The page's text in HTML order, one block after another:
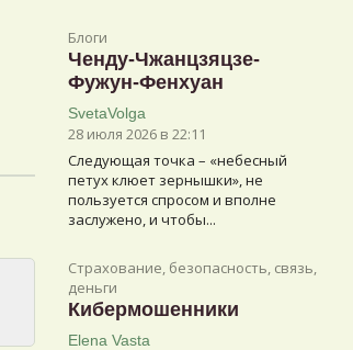
Блоги
Ченду-Чжанцзяцзе-
Фужун-Фенхуан
SvetaVolga
28 июля 2026 в 22:11
Следующая точка – «небесный
петух клюет зернышки», не
пользуется спросом и вполне
заслужено, и чтобы...
Страхование, безопасность, связь,
деньги
Кибермошенники
Elena Vasta